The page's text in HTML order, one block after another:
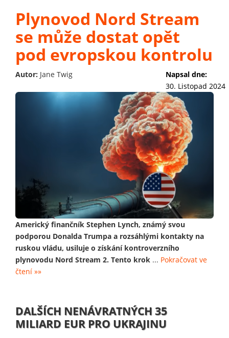
Plynovod Nord Stream
se může dostat opět
pod evropskou kontrolu
Autor: Jane Twig
Napsal dne:
30. Listopad 2024
Americký finančník Stephen Lynch, známý svou
podporou Donalda Trumpa a rozsáhlými kontakty na
ruskou vládu, usiluje o získání kontroverzního
plynovodu Nord Stream 2. Tento krok ... Pokračovat ve
čtení »»
DALŠÍCH NENÁVRATNÝCH 35
MILIARD EUR PRO UKRAJINU